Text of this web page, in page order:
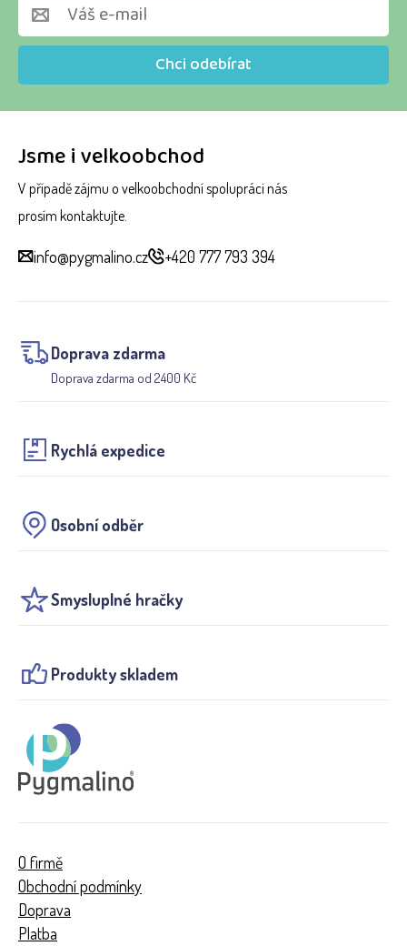
Jsme i velkoobchod
V případě zájmu o velkoobchodní spolupráci nás
prosím kontaktujte.
info@pygmalino.cz +420 777 793 394
Doprava zdarma
Doprava zdarma od 2400 Kč
Rychlá expedice
Osobní odběr
Smysluplné hračky
Produkty skladem
Chci odebírat
O firmě
Obchodní podmínky
Doprava
Platba